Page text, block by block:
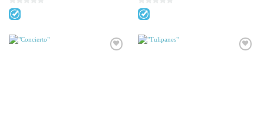
0
de
0
de